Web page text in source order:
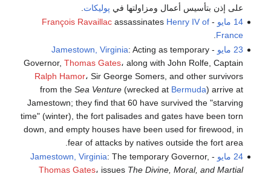
على إذن بتأسيس أعمال ومزاولتها في پوليكات
14 مايو
-
François Ravaillacassassinates Henry IV of
France
23 مايو
-
Jamestown, Virginia: Acting as temporary
Governor, Thomas Gates، along with John Rolfe, Captain
Ralph Hamor، Sir George Somers, and other survivors
from the Sea Venture(wrecked at Bermuda) arrive at
Jamestown; they find that 60 have survived the "starving
time" (winter), the fort palisades and gates have been torn
down, and empty houses have been used for firewood, in
fear of attacks by natives outside the fort area.
24 مايو
-
Jamestown, Virginia: The temporary Governor,
Thomas Gates، issues The Divine, Moral, and Martial